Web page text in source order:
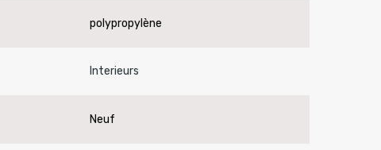
polypropylène
Interieurs
Neuf